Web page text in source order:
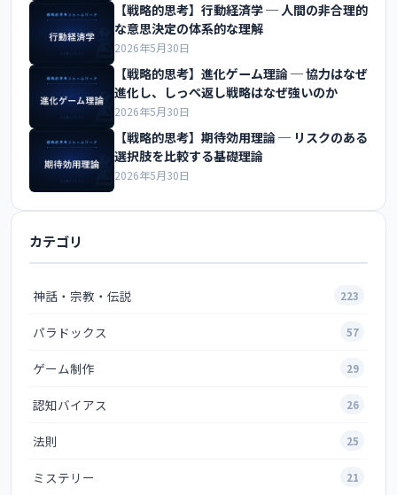
【戦略的思考】行動経済学 ─ 人間の非合理的
な意思決定の体系的な理解
2026年5月30日
【戦略的思考】進化ゲーム理論 ─ 協力はなぜ
進化し、しっぺ返し戦略はなぜ強いのか
2026年5月30日
【戦略的思考】期待効用理論 ─ リスクのある
選択肢を比較する基礎理論
2026年5月30日
カテゴリ
神話・宗教・伝説 223
パラドックス 57
ゲーム制作 29
認知バイアス 26
法則 25
ミステリー 21